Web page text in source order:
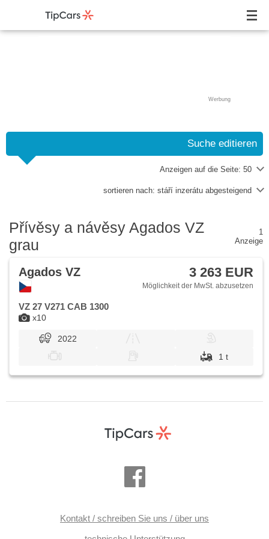
Werbung
Suche editieren
Anzeigen auf die Seite: 50
sortieren nach: stáří inzerátu abgesteigend
Přívěsy a návěsy Agados VZ
grau
1
Anzeige
x10
Agados VZ 3 263 EUR
Möglichkeit der MwSt. abzusetzen
VZ 27 V271 CAB 1300
2022
1 t
Kontakt / schreiben Sie uns / über uns